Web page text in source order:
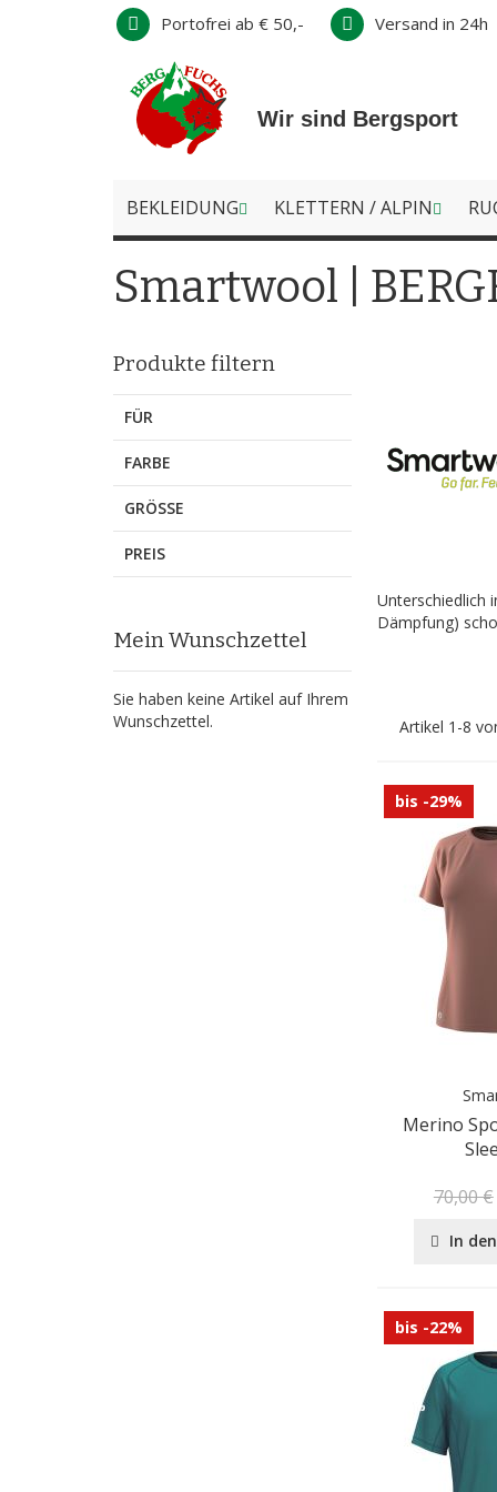
Direkt
Inhalt
Portofrei ab € 50,- Versand in 24h
Wir sind Bergsport
BEKLEIDUNG KLETTERN / ALPIN
Smartwool |
Unterschiedlich
Dämpfung)
Artikel 1 -8
bis -29%
Merino
70,00 €
In
bis -22%
Produkte filtern
FÜR
FARBE
GRÖSSE
PREIS
Mein Wunschzettel
Sie haben keine Artikel auf Ihrem
Wunschzettel.